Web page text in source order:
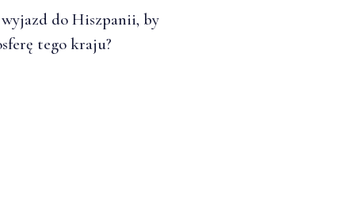
do Hiszpanii, by
tego kraju?